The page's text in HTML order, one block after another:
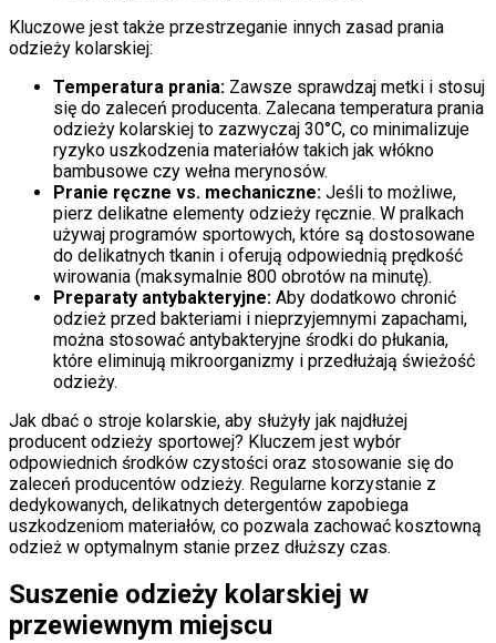
Kluczowe jest także przestrzeganie innych zasad prania
odzieży kolarskiej:
Temperatura prania: Zawsze sprawdzaj metki i stosuj
się do zaleceń producenta. Zalecana temperatura prania
odzieży kolarskiej to zazwyczaj 30°C, co minimalizuje
ryzyko uszkodzenia materiałów takich jak włókno
bambusowe czy wełna merynosów.
Pranie ręczne vs. mechaniczne: Jeśli to możliwe,
pierz delikatne elementy odzieży ręcznie. W pralkach
używaj programów sportowych, które są dostosowane
do delikatnych tkanin i oferują odpowiednią prędkość
wirowania (maksymalnie 800 obrotów na minutę).
Preparaty antybakteryjne: Aby dodatkowo chronić
odzież przed bakteriami i nieprzyjemnymi zapachami,
można stosować antybakteryjne środki do płukania,
które eliminują mikroorganizmy i przedłużają świeżość
odzieży.
Jak dbać o stroje kolarskie, aby służyły jak najdłużej
producent odzieży sportowej? Kluczem jest wybór
odpowiednich środków czystości oraz stosowanie się do
zaleceń producentów odzieży. Regularne korzystanie z
dedykowanych, delikatnych detergentów zapobiega
uszkodzeniom materiałów, co pozwala zachować kosztowną
odzież w optymalnym stanie przez dłuższy czas.
Suszenie odzieży kolarskiej w
przewiewnym miejscu